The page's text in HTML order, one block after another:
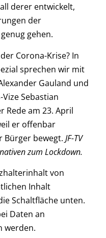
derer entwickelt,
der
gehen.
Corona-Krise? In
sprechen wir mit
Gauland und
Sebastian
Rede am 23. April
er offenbar
Bürger bewegt. JF-TV
zum Lockdown.
von
Inhalt
Schaltfläche unten.
Daten an
werden.